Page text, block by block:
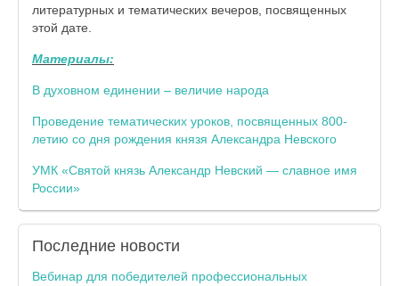
литературных и тематических вечеров, посвященных
этой дате.
Материалы:
В духовном единении – величие народа
Проведение тематических уроков, посвященных 800-
летию со дня рождения князя Александра Невского
УМК «Святой князь Александр Невский — славное имя
России»
Последние новости
Вебинар для победителей профессиональных